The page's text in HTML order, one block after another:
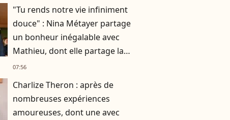
"Tu rends notre vie infiniment
douce" : Nina Métayer partage
un bonheur inégalable avec
Mathieu, dont elle partage la
vie depuis 10 ans
07:56
Charlize Theron : après de
nombreuses expériences
amoureuses, dont une avec